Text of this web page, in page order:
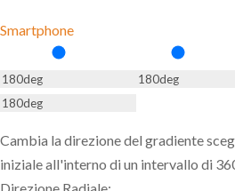
Smartphone
Cambia la direzione del gradiente
iniziale all'interno di un intervallo di